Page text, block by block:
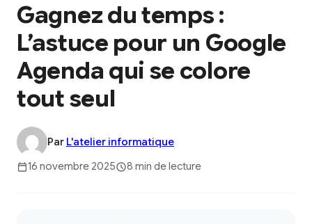
Gagnez du temps :
L’astuce pour un Google
Agenda qui se colore
tout seul
Par L'atelier informatique
16 novembre 2025
8 min de lecture